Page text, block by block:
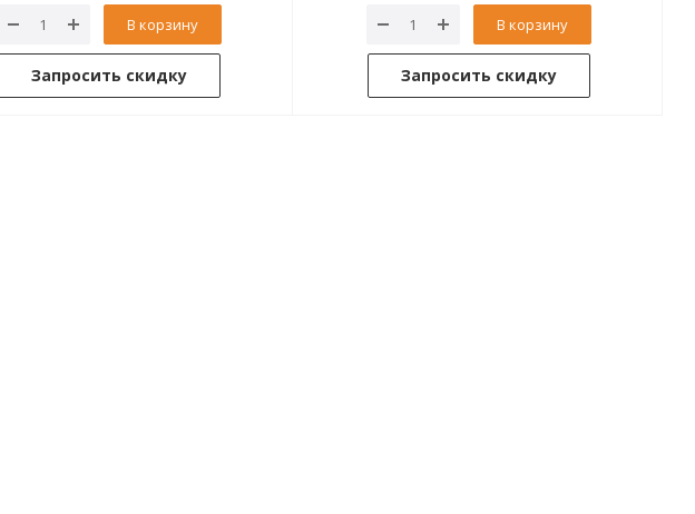
В корзину
Запросить скидку
В корзину
Запросить скидку